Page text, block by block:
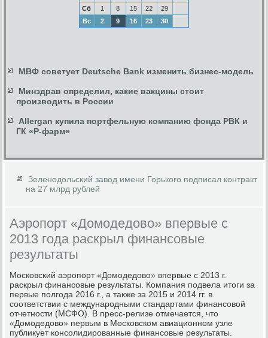
Сб
1 8 15 22
29
Вс
2 9 16 23 30
МВФ советует Deutsche Bank изменить бизнес-модель
Минздрав определил, какие вакцины стоит
производить в России
Allergan купила портфельную компанию фонда РВК и
ГК «Р-фарм»
Зеленодольский завод имени Горького подписал контракт
на 27 млрд рублей
Аэропорт «Домодедово» впервые с
2013 года раскрыл финансовые
результаты
Московский аэропорт «Домодедово» впервые с 2013 г.
раскрыл финансовые результаты. Компания подвела итоги за
первые полгода 2016 г., а также за 2015 и 2014 гг. в
соответствии с международными стандартами финансовой
отчетности (МСФО). В пресс-релизе отмечается, что
«Домодедово» первым в Московском авиационном узле
публикует консолидированные финансовые результаты.